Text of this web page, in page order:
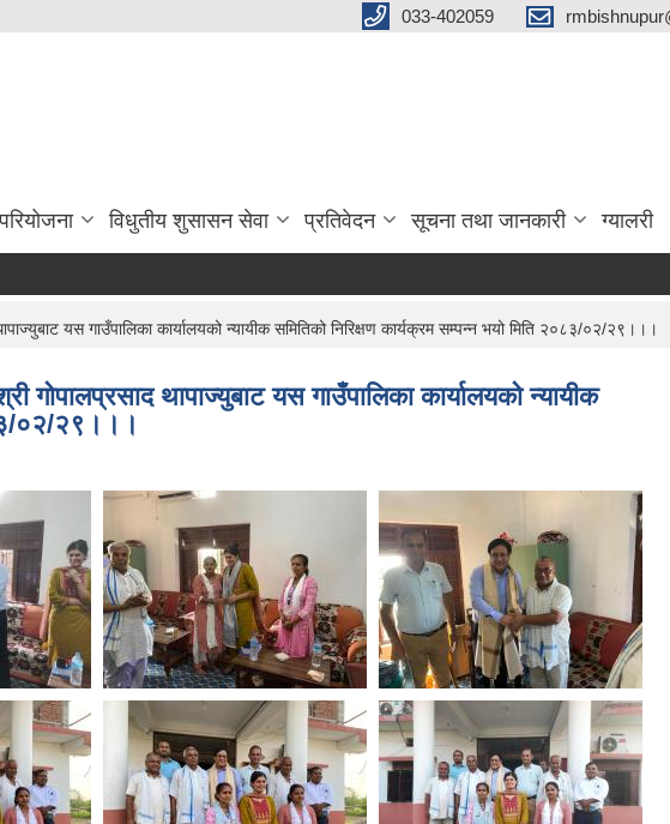
033-402059
विधुतीय शुसासन सेवा प्रतिवेदन सूचना तथा जानकारी ग्यालरी
यस गाउँपालिका कार्यालयको न्यायीक समितिको निरिक्षण कार्यक्रम सम्पन्न भयो मिति २०८३/०२/२९।।।
गोपालप्रसाद थापाज्युबाट यस गाउँपालिका कार्यालयको न्यायीक
०२/२९।।।